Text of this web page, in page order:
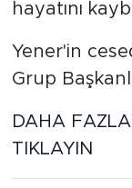
hayatını
Yener'in
Grup
DAHA
TIKLAYIN